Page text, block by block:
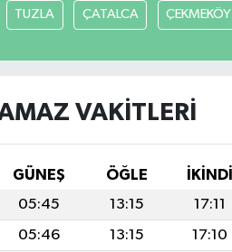
TUZLA ÇATALCA ÇEKMEKÖY
VAKITLERI
GÜNEŞ ÖĞLE İKINDI
05:45 13:15 17:11
05:46 13:15 17:10